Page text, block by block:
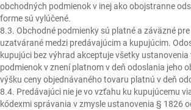
obchodných podmienok v inej ako obojstranne
forme sú vylúčené.
8.3. Obchodné podmienky sú platné a záväzné
uzatvárané medzi predávajúcim a kupujúcim.
kupujúci bez výhrad akceptuje všetky
podmienok v znení platnom v deň odoslania jeho
výšku ceny objednávaného tovaru platnú v deň
8.4. Predávajúci nie je vo vzťahu ku kupujúcemu
kódexmi správania v zmysle ustanovenia § 1826